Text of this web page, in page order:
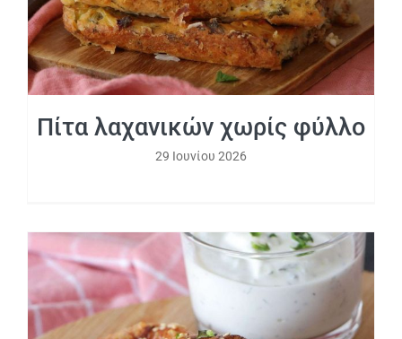
Πίτα λαχανικών χωρίς φύλλο
29 Ιουνίου 2026